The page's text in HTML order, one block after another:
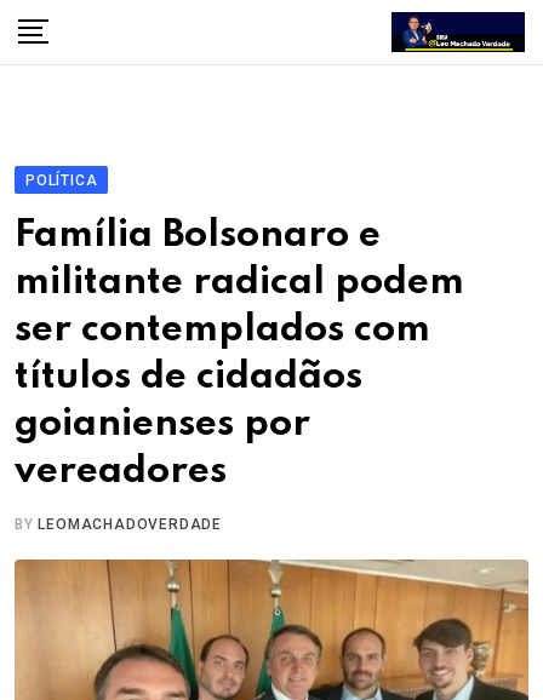
Skip
POLÍTICA
Família Bolsonaro e
militante radical podem
ser contemplados com
títulos de cidadãos
goianienses por
vereadores
BYLEOMACHADOVERDADE